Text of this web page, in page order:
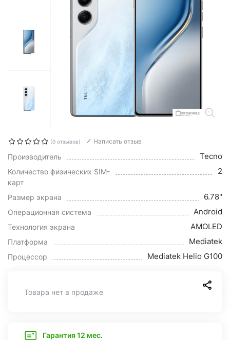
(0 отзывов) Написать отзыв
Производитель Tecno
Количество физических SIM-
карт
2
Размер экрана 6.78"
Операционная система Android
Технология экрана AMOLED
Платформа Mediatek
Процессор Mediatek Helio G100
Товара нет в продаже
Гарантия 12 мес.